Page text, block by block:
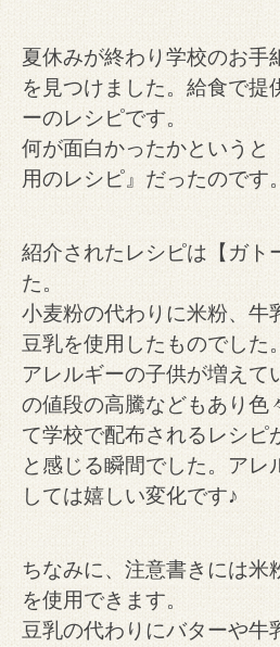
夏休みが終わり学校のお手
を見つけました。給食で提
ーのレシピです。
何が面白かったかという
用のレシピ』だったのです。
紹介されたレシピは【ガト
た。
小麦粉の代わりに米粉、牛
豆乳を使用したものでした。
アレルギーの子供が増えて
の値段の高騰などもあり色
て学校で配布されるレシ
と感じる瞬間でした。 アレ
しては嬉しい変化です♪
ちなみに、注意書きには米
を使用できます。
豆乳の代わりにバターや牛